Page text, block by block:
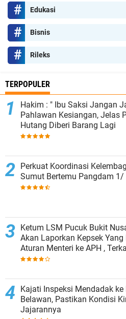
Edukasi
Bisnis
Rileks
TERPOPULER
Hakim : " Ibu Saksi Jangan
Pahlawan Kesiangan, Jelas
Hutang Diberi Barang Lagi
Perkuat Koordinasi
Sumut Bertemu Pangdam 1/
Ketum LSM Pucuk Bukit
Akan Laporkan Kepsek
Aturan Menteri ke APH , Terkait
Revitalisasi Sekolah
Kajati Inspeksi Mendadak ke
Belawan, Pastikan Kondisi
Jajarannya